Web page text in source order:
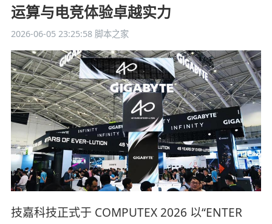
运算与电竞体验卓越实力
2026-06-05 23:25:58脚本之家
技嘉科技正式于 COMPUTEX 2026 以“ENTER